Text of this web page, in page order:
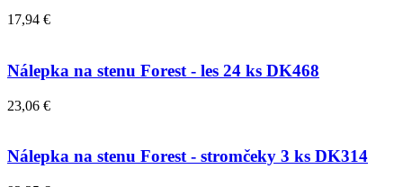
17,94 €
Nálepka na stenu Forest - les 24 ks DK468
23,06 €
Nálepka na stenu Forest - stromčeky 3 ks DK314